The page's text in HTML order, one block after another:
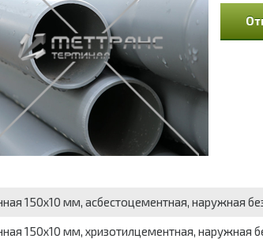
150x10 мм, асбестоцементная, наружная
150x10 мм, хризотилцементная, наружная